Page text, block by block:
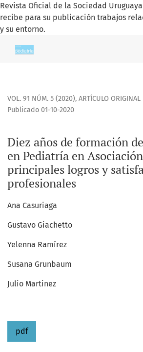
Revista Oficial de la Sociedad
recibe para su publicación trabajos
y su entorno.
Diez años de formación de
VOL. 91 NÚM. 5 (2020), ARTÍCULO ORIGINAL
Diez años de formación
en Pediatría en
principales logros y
profesionales
Publicado 01-10-2020
Ana Casuriaga
Gustavo Giachetto
Yelenna Ramírez
Susana Grunbaum
Julio Martinez
pdf